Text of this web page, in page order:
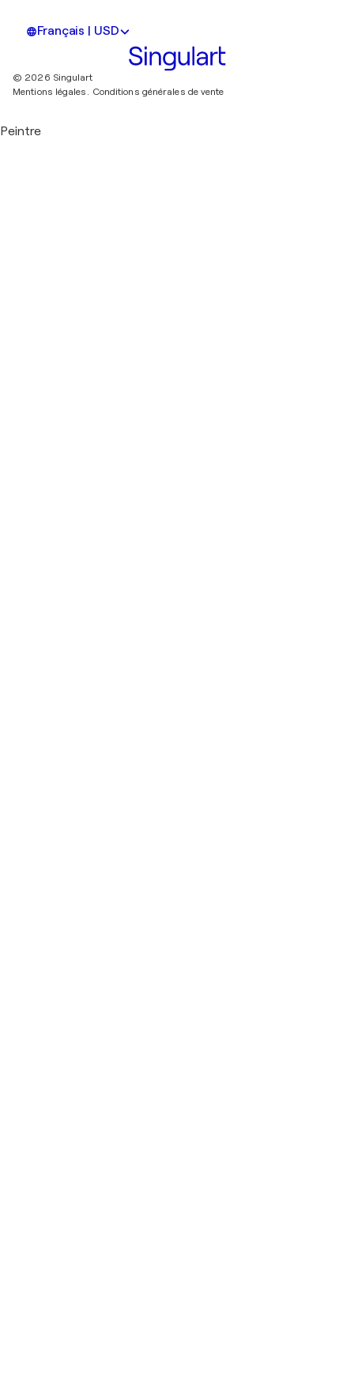
Français | USD
© 2026 Singulart
Mentions légales. Conditions générales de vente
Peintre